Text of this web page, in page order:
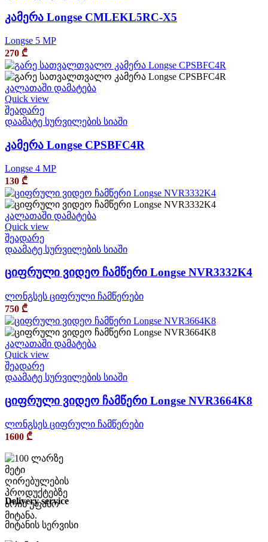
კამერა Longse CMLEKL5RC-X5
Longse 5 MP
270 ₾
კალათაში დამატება
Quick view
შეადარე
დაამატე სურვილების სიაში
კამერა Longse CPSBFC4R
Longse 4 MP
130 ₾
კალათაში დამატება
Quick view
შეადარე
დაამატე სურვილების სიაში
ციფრული ვიდეო ჩამწერი Longse NVR3332K4
ლონგსეს ციფრული ჩამწერები
750 ₾
კალათაში დამატება
Quick view
შეადარე
დაამატე სურვილების სიაში
ციფრული ვიდეო ჩამწერი Longse NVR3664K8
ლონგსეს ციფრული ჩამწერები
1600 ₾
Delivery service
მიტანის სერვისი